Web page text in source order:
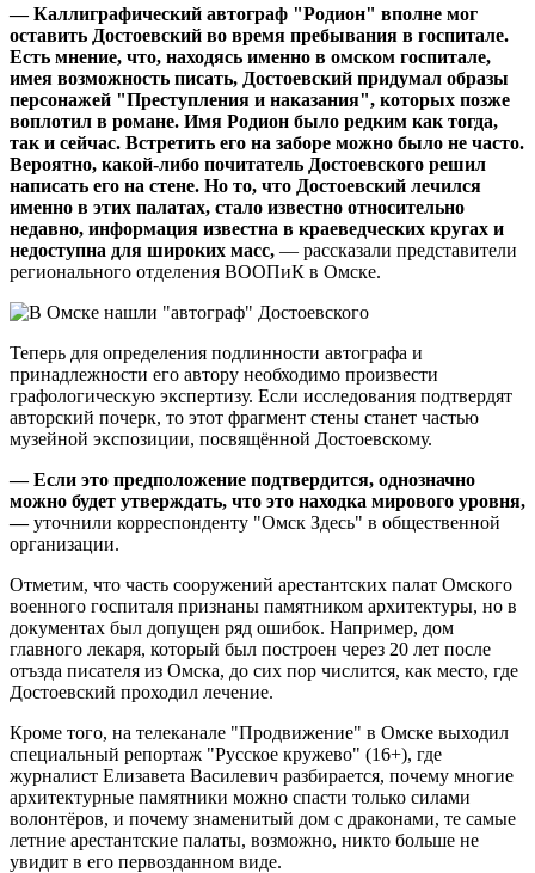
— Каллиграфический автограф "Родион" вполне мог
оставить Достоевский во время пребывания в госпитале.
Есть мнение, что, находясь именно в омском госпитале,
имея возможность писать, Достоевский придумал образы
персонажей "Преступления и наказания", которых позже
воплотил в романе. Имя Родион было редким как тогда,
так и сейчас. Встретить его на заборе можно было не часто.
Вероятно, какой-либо почитатель Достоевского решил
написать его на стене. Но то, что Достоевский лечился
именно в этих палатах, стало известно относительно
недавно, информация известна в краеведческих кругах и
недоступна для широких масс, — рассказали представители
регионального отделения ВООПиК в Омске.
Теперь для определения подлинности автографа и
принадлежности его автору необходимо произвести
графологическую экспертизу. Если исследования подтвердят
авторский почерк, то этот фрагмент стены станет частью
музейной экспозиции, посвящённой Достоевскому.
— Если это предположение подтвердится, однозначно
можно будет утверждать, что это находка мирового уровня,
—уточнили корреспонденту "Омск Здесь" в общественной
организации.
Отметим, что часть сооружений арестантских палат Омского
военного госпиталя признаны памятником архитектуры, но в
документах был допущен ряд ошибок. Например, дом
главного лекаря, который был построен через 20 лет после
отъзда писателя из Омска, до сих пор числится, как место, где
Достоевский проходил лечение.
Кроме того, на телеканале "Продвижение" в Омске выходил
специальный репортаж "Русское кружево" (16+), где
журналист Елизавета Василевич разбирается, почему многие
архитектурные памятники можно спасти только силами
волонтёров, и почему знаменитый дом с драконами, те самые
летние арестантские палаты, возможно, никто больше не
увидит в его первозданном виде.